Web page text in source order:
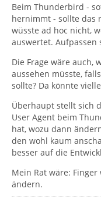
Beim Thunderbird -
hernimmt - sollte das
wüsste ad hoc nicht,
auswertet.
Die Frage wäre auch,
aussehen müsste,
sollte? Da könnte
Überhaupt stellt sich
User Agent beim
hat, wozu dann
den wohl kaum
besser auf die
Mein Rat wäre:
ändern.